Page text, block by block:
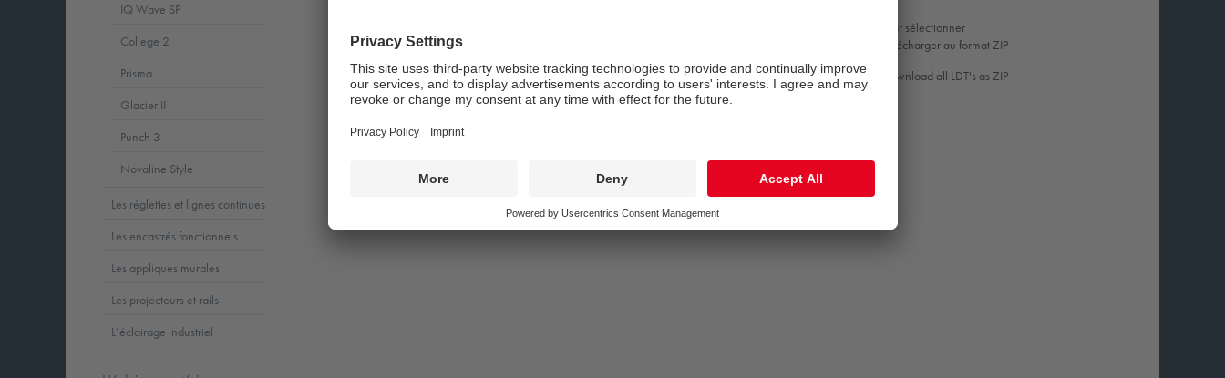
Tout sélectionner
Télécharger au format ZIP
Download all LDT's as ZIP
IQ Wave SP
College 2
Prisma
Glacier II
Punch 3
Novaline Style
Les réglettes et lignes continues
Les encastrés fonctionnels
Les appliques murales
Les projecteurs et rails
L’éclairage industriel